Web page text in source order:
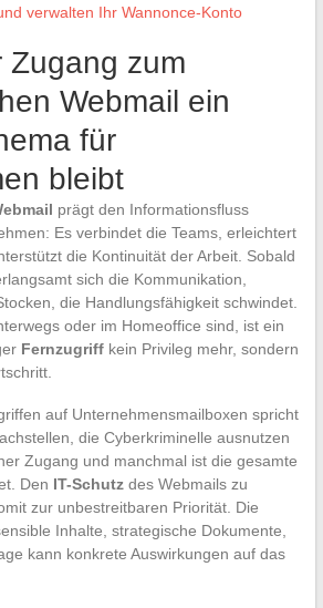
verwalten Ihr Wannonce-Konto
Zugang zum
Webmail ein
für
bleibt
prägt den Informationsfluss
Es verbindet die Teams, erleichtert
die Kontinuität der Arbeit. Sobald
sich die Kommunikation,
die Handlungsfähigkeit schwindet.
oder im Homeoffice sind, ist ein
Fernzugriffkein Privileg mehr, sondern
auf Unternehmensmailboxen spricht
die Cyberkriminelle ausnutzen
Zugang und manchmal ist die gesamte
Den IT-Schutzdes Webmails zu
zur unbestreitbaren Priorität. Die
Inhalte, strategische Dokumente,
kann konkrete Auswirkungen auf das